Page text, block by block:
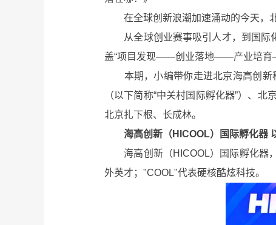
在全球创新浪潮加速涌动的今天，北
从全球创业赛事吸引人才，到国际化
盖“项目发现——创业落地——产业培育
本期，小编带你走进北京海高创新科
（以下简称“中关村国际孵化器”）、
北京扎下根、长成林。
海高创新（HICOOL）国际孵化器
海高创新（HICOOL）国际孵化器，
外英才；"COOL"代表硬核酷炫科技。